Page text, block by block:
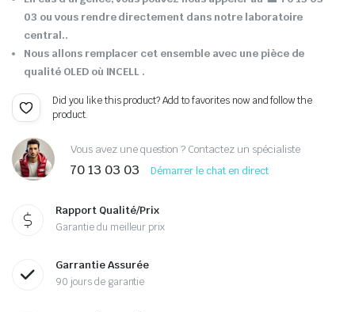
03 ou vous rendre directement dans notre laboratoire
central..
Nous allons remplacer cet ensemble avec une pièce de
qualité OLED où INCELL .
Did you like this product? Add to favorites now and follow the
product.
Vous avez une question ? Contactez un spécialiste
70 13 03 03 Démarrer le chat en direct
Rapport Qualité/Prix
Garantie du meilleur prix
Garrantie Assurée
90 jours de garantie